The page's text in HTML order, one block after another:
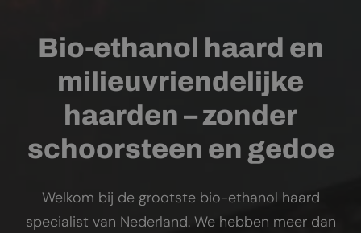
Bio-ethanol haard en
milieuvriendelijke
haarden – zonder
schoorsteen en gedoe
Welkom bij de grootste bio-ethanol haard
specialist van Nederland. We hebben meer dan